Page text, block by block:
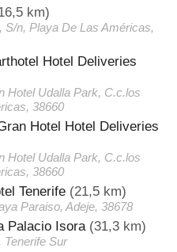
km)
S/n, Playa De Las Américas,
Hotel Deliveries
Hotel Udalla Park, C.c.los
38660
Hotel Hotel Deliveries
Hotel Udalla Park, C.c.los
38660
Tenerife (21,5 km)
Paraiso, Adeje, 38678
Palacio Isora (31,3 km)
Tenerife Sur